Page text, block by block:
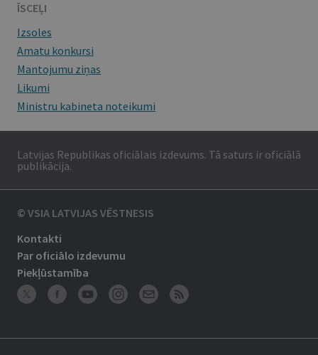
ĪSCEĻI
Izsoles
Amatu konkursi
Mantojumu ziņas
Likumi
Ministru kabineta noteikumi
Latvijas Republikas oficiālais izdevums. Tā saturs ir oficiālā
publikācija.
© VSIA LATVIJAS VĒSTNESIS
Kontakti
Par oficiālo izdevumu
Piekļūstamība